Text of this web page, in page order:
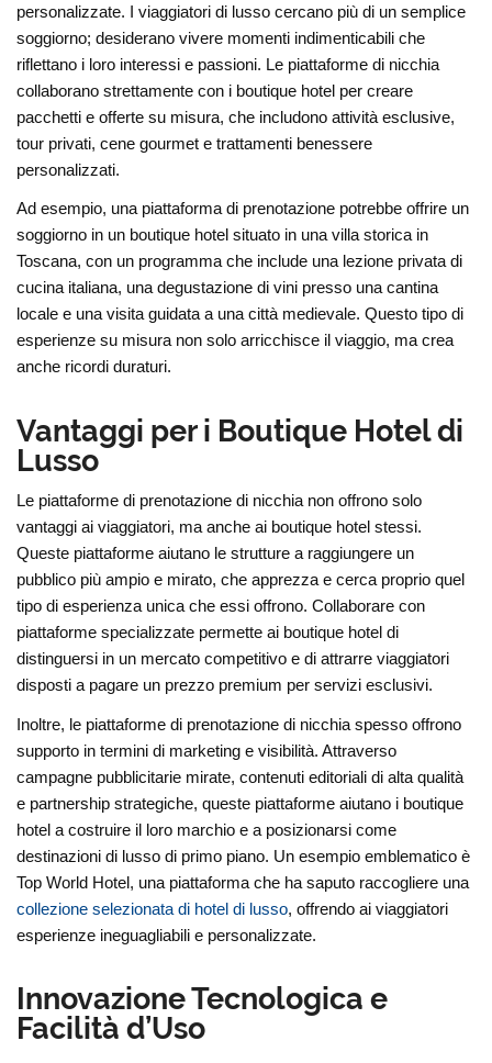
personalizzate. I viaggiatori di lusso cercano più di un semplice
soggiorno; desiderano vivere momenti indimenticabili che
riflettano i loro interessi e passioni. Le piattaforme di nicchia
collaborano strettamente con i boutique hotel per creare
pacchetti e offerte su misura, che includono attività esclusive,
tour privati, cene gourmet e trattamenti benessere
personalizzati.
Ad esempio, una piattaforma di prenotazione potrebbe offrire un
soggiorno in un boutique hotel situato in una villa storica in
Toscana, con un programma che include una lezione privata di
cucina italiana, una degustazione di vini presso una cantina
locale e una visita guidata a una città medievale. Questo tipo di
esperienze su misura non solo arricchisce il viaggio, ma crea
anche ricordi duraturi.
Vantaggi per i Boutique Hotel di
Lusso
Le piattaforme di prenotazione di nicchia non offrono solo
vantaggi ai viaggiatori, ma anche ai boutique hotel stessi.
Queste piattaforme aiutano le strutture a raggiungere un
pubblico più ampio e mirato, che apprezza e cerca proprio quel
tipo di esperienza unica che essi offrono. Collaborare con
piattaforme specializzate permette ai boutique hotel di
distinguersi in un mercato competitivo e di attrarre viaggiatori
disposti a pagare un prezzo premium per servizi esclusivi.
Inoltre, le piattaforme di prenotazione di nicchia spesso offrono
supporto in termini di marketing e visibilità. Attraverso
campagne pubblicitarie mirate, contenuti editoriali di alta qualità
e partnership strategiche, queste piattaforme aiutano i boutique
hotel a costruire il loro marchio e a posizionarsi come
destinazioni di lusso di primo piano. Un esempio emblematico è
Top World Hotel, una piattaforma che ha saputo raccogliere una
collezione selezionata di hotel di lusso, offrendo ai viaggiatori
esperienze ineguagliabili e personalizzate.
Innovazione Tecnologica e
Facilità d’Uso